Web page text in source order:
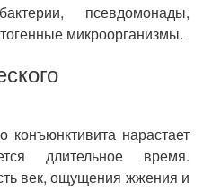
псевдомонады,
микроорганизмы.
конъюнктивита нарастает
длительное время.
век, ощущения жжения и